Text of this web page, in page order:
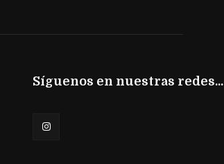
Síguenos en nuestras redes...